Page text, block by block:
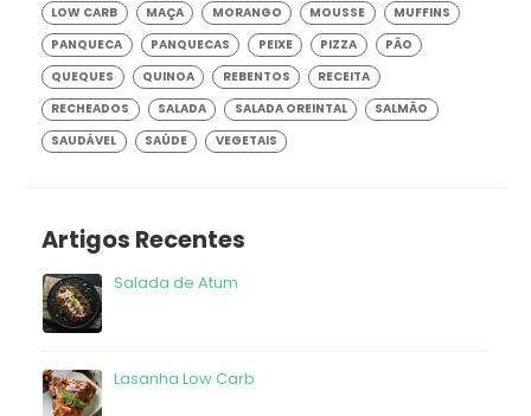
LOW CARB
MAÇA MORANGO MOUSSE
MUFFINS
PANQUECA
PANQUECAS PEIXE PIZZA
PÃO
QUEQUES
QUINOA REBENTOS
RECEITA
RECHEADOS
SALADA SALADA OREINTAL
SALMÃO
SAUDÁVEL
SAÚDE VEGETAIS
Artigos Recentes
Salada de Atum
Lasanha Low Carb